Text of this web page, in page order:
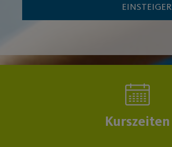
EINSTEIGER
Kurszeiten